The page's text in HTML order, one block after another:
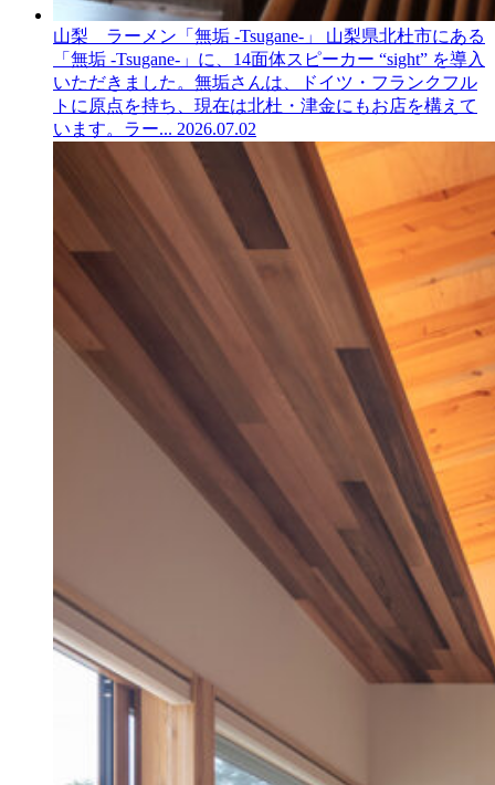
山梨 ラーメン「無垢 -Tsugane-」
山梨県北杜市にある
「無垢 -Tsugane-」に、14面体スピーカー “sight” を導入
いただきました。無垢さんは、ドイツ・フランクフル
トに原点を持ち、現在は北杜・津金にもお店を構えて
います。ラー... 2026.07.02